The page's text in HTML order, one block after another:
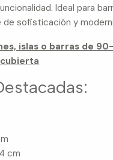
Ideal para
sofisticación y
islas o barras de
cm